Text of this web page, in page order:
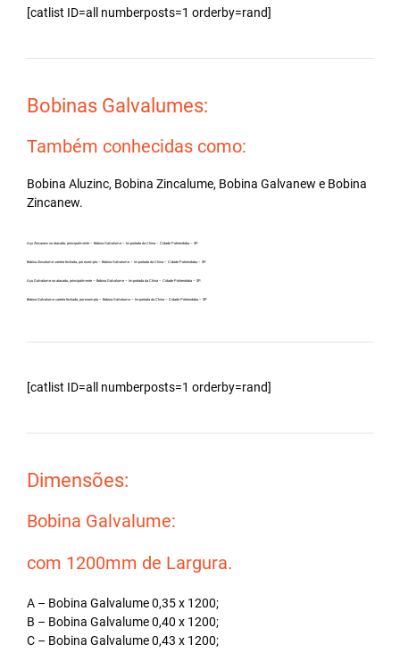
[catlist ID=all numberposts=1 orderby=rand]
Bobinas Galvalumes:
Também conhecidas como:
Bobina Aluzinc, Bobina Zincalume, Bobina Galvanew e Bobina
Zincanew.
Aço Zincanew no atacado, principalmente – Bobina Galvalume – Importada da China – Cidade Potirendaba – SP.
Bobina Zincalume carreta fechada, por exemplo – Bobina Galvalume – Importada da China – Cidade Potirendaba – SP.
Aço Galvalume no atacado, principalmente – Bobina Galvalume – Importada da China – Cidade Potirendaba – SP.
Bobina Galvalume carreta fechada, por exemplo – Bobina Galvalume – Importada da China – Cidade Potirendaba – SP.
[catlist ID=all numberposts=1 orderby=rand]
Dimensões:
Bobina Galvalume:
com 1200mm de Largura.
A – Bobina Galvalume 0,35 x 1200;
B – Bobina Galvalume 0,40 x 1200;
C – Bobina Galvalume 0,43 x 1200;